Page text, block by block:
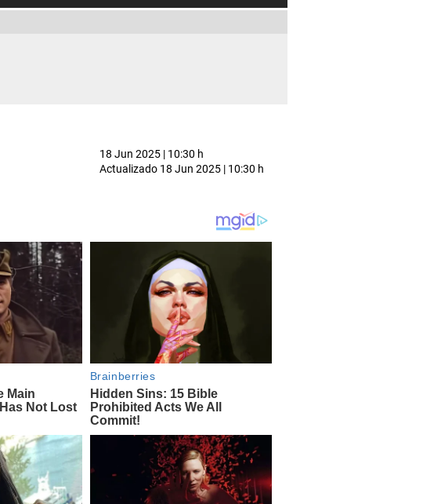
18 Jun 2025 | 10:30 h
Actualizado 18 Jun 2025 | 10:30 h